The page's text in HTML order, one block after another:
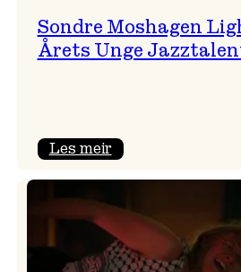
Sondre Moshagen
Årets Unge
Les meir:
Lightning
Trio
–